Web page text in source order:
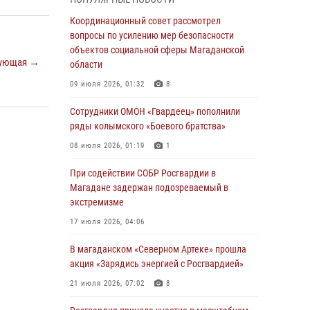
→
подшефных кадет с победой в «Зарнице 2.0»
20 июля 2026, 04:02 8
При содействии СОБР Росгвардии в
Магадане задержан подозреваемый в
экстремизме
«Каникулы с Росгвардией» продолжаются на
Колыме
Начальник Главного штаба – первый
заместитель директора Росгвардии Герой
России генерал-полковник Сергей Бойко
профессиональным праздником
15 июля 2026, 06:21
Координационный совет рассмотрел
вопросы по усилению мер безопасности
объектов социальной сферы Магаданской
области
09 июля 2026, 01:32 8
Сотрудники ОМОН «Гвардеец» пополнили
ряды колымского «Боевого братства»
08 июля 2026, 01:19 1
При содействии СОБР Росгвардии в
Магадане задержан подозреваемый в
экстремизме
17 июля 2026, 04:06
В магаданском «Северном Артеке» прошла
акция «Зарядись энергией с Росгвардией»
21 июля 2026, 07:02 8